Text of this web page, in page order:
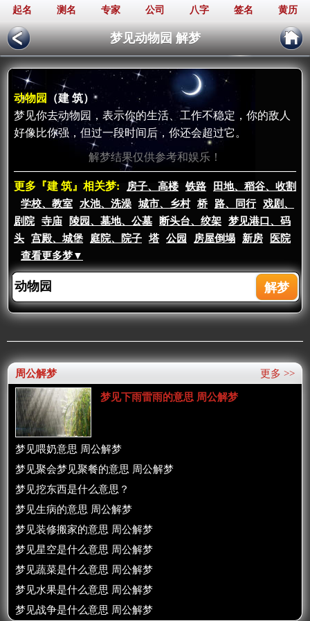
起名 测名 专家 公司 八字 签名 黄历
梦见动物园 解梦
动物园
（建 筑）
梦见你去动物园，表示你的生活、工作不稳定，你的敌人
好像比你强，但过一段时间后，你还会超过它。
解梦结果仅供参考和娱乐！
更多『建 筑』相关梦: 房子、高楼 铁路
田地、稻谷、收割
学校、教室
水池、洗澡 城市、乡村 桥 路、同行
戏剧、
剧院
寺庙 陵园、墓地、公墓 断头台、绞架
梦见港口、码
头
宫殿、城堡 庭院、院子 塔 公园 房屋倒塌 新房
医院
查看更多梦▼
更多 >>
周公解梦
梦见下雨雷雨的意思 周公解梦
梦见喂奶意思 周公解梦
梦见聚会梦见聚餐的意思 周公解梦
梦见挖东西是什么意思？
梦见生病的意思 周公解梦
梦见装修搬家的意思 周公解梦
梦见星空是什么意思 周公解梦
梦见蔬菜是什么意思 周公解梦
梦见水果是什么意思 周公解梦
梦见战争是什么意思 周公解梦